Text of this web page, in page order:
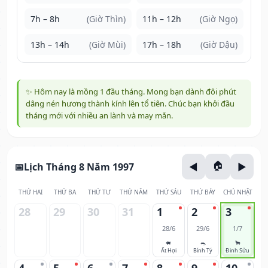
7h – 8h (Giờ Thìn) 11h – 12h (Giờ Ngọ)
13h – 14h (Giờ Mùi) 17h – 18h (Giờ Dậu)
✨ Hôm nay là mồng 1 đầu tháng. Mong bạn dành đôi phút
dâng nén hương thành kính lên tổ tiên. Chúc bạn khởi đầu
tháng mới với nhiều an lành và may mắn.
Lịch Tháng 8 Năm 1997
THỨ HAI THỨ BA THỨ TƯ THỨ NĂM THỨ SÁU THỨ BẢY CHỦ NHẬT
28 29 30 31 1
28/6
🐖
Ất Hợi
2
29/6
🐀
Bính Tý
3
1/7
🐂
Đinh Sửu